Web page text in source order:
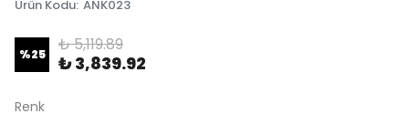
Ürün Kodu: ANK023
%25 ₺ 5,119.89
₺ 3,839.92
Renk